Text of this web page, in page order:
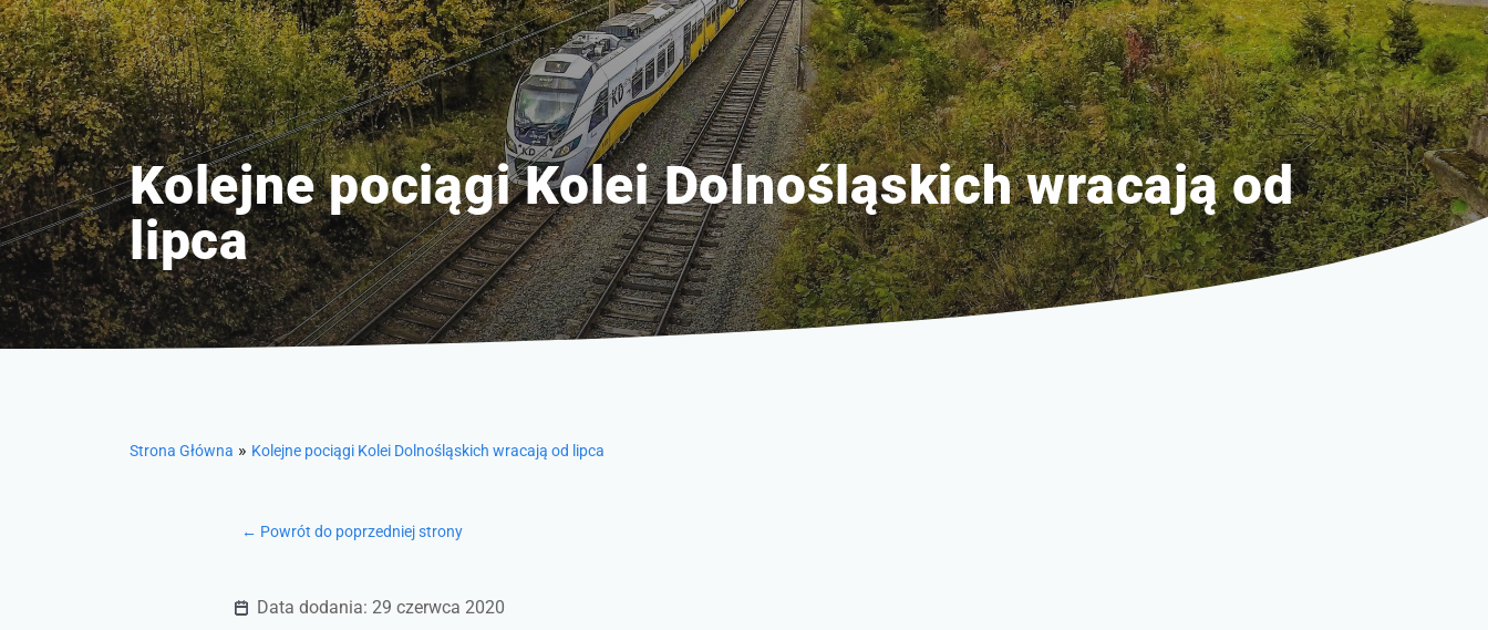
Kolejne pociągi Kolei Dolnośląskich wracają od
lipca
Strona Główna » Kolejne pociągi Kolei Dolnośląskich wracają od lipca
← Powrót do poprzedniej strony
Data dodania: 29 czerwca 2020